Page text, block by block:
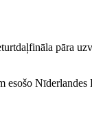
pāra
esošo Nīderlandes